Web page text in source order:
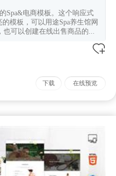
Spa&电商模板。这个响应式
模板，可以用途Spa养生馆网
也可以创建在线出售商品的...
下载 在线预览